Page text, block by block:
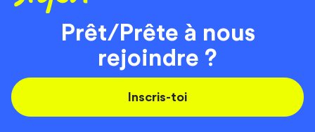
Prêt/Prête à nous
rejoindre ?
Inscris-toi